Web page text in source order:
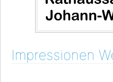
Impressionen